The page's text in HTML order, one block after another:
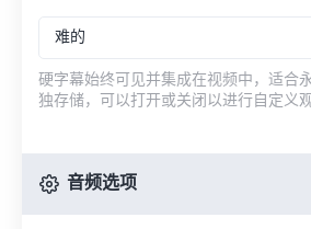
难的
硬字幕始终可见并集成在视频中，适合
独存储，可以打开或关闭以进行自定义观
音频选项